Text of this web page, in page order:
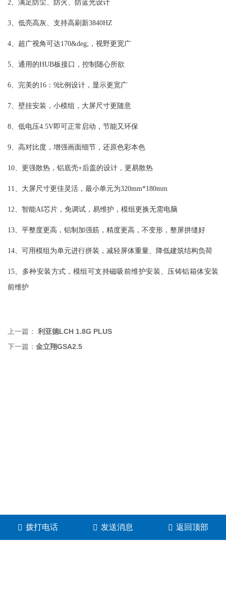
2、满足防尘、防火、防蓝光设计
3、低亮高灰、支持高刷新3840HZ
4、超广视角可达170&deg;，视野更宽广
5、通用的HUB板接口，控制随心所欲
6、完美的16：9比例设计，显示更宽广
7、壁挂安装，小模组，大屏尺寸更随意
8、低电压4.5V即可正常启动，节能又环保
9、高对比度，增强画面细节，还原色彩本色
10、更强散热，铝底壳+后盖的设计，更易散热
11、大屏尺寸更佳灵活，最小单元为320mm*180mm
12、智能AI芯片，免调试，易维护，模组更换无需电脑
13、平整度更高，铝制加强筋，精度更高，不变形，整屏拼缝好
14、可用模组为单元进行拼装，减轻屏体重量、降低建筑结构负荷
15、多种安装方式，模组可支持磁吸前维护安装、压铸铝箱体安装
前维护
上一篇：
利亚德LCH 1.8G PLUS
下一篇： 金立翔GSA2.5
拨打电话 发送消息 返回顶部